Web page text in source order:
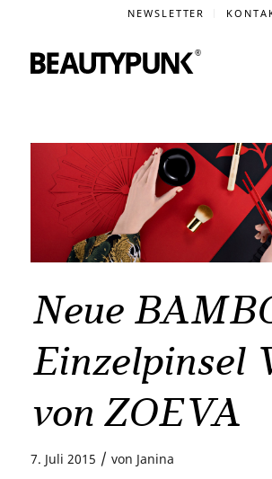
NEWSLETTER
Neue
Einzelpinsel
von ZOEVA
7. Juli 2015 / von Janina